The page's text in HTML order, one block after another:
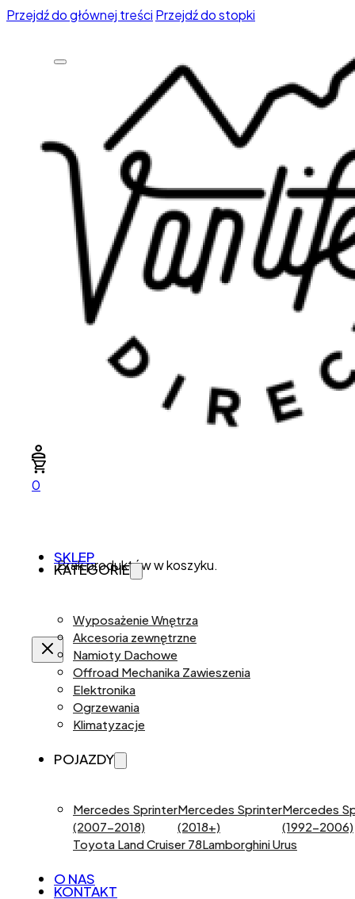
Przejdź do głównej treści Przejdź do stopki
0
Brak produktów w koszyku.
SKLEP
KATEGORIE
Wyposażenie Wnętrza
Akcesoria zewnętrzne
Namioty Dachowe
Offroad Mechanika Zawieszenia
Elektronika
Ogrzewania
Klimatyzacje
POJAZDY
Mercedes Sprinter
(2007-2018)
Mercedes Sprinter
(2018+)
Mercedes
(1992-2006)
Toyota Land Cruiser 78Lamborghini Urus
O NAS
KONTAKT